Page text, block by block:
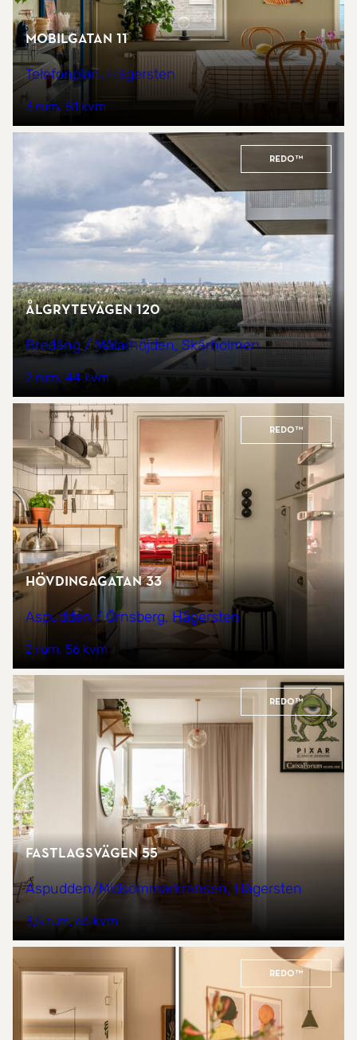
Mobilgatan 11
Telefonplan, Hägersten
3 rum 81 kvm
REDO™
Ålgrytevägen 120
Bredäng / Mälarhöjden, Skärholmen
2 rum 44 kvm
REDO™
Hövdingagatan 33
Aspudden / Örnsberg, Hägersten
2 rum 56 kvm
REDO™
Fastlagsvägen 55
Aspudden/Midsommarkransen, Hägersten
3,5 rum 66 kvm
REDO™